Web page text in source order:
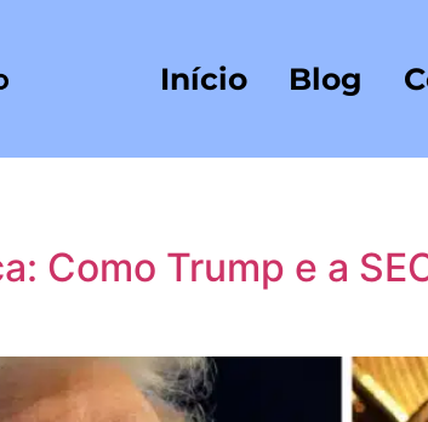
Início Blog
Como Trump e a